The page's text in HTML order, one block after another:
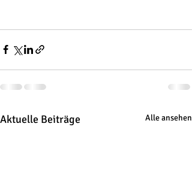
Aktuelle Beiträge Alle ansehen